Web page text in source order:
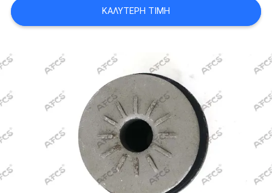
SITEMAP
ΑΠΟΡΡΉΤΟΥ
ΚΑΛΎΤΕΡΗ ΤΙΜΉ